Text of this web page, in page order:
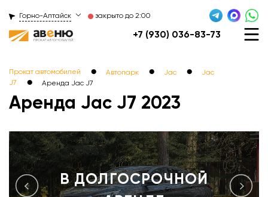
Горно-Алтайск закрыто до 2:00
+7 (930) 036-83-73
Прокат автомобилей ● Автопарк ● Jac ●
Jac
J7
● Аренда Jac J7ㅤ
Аренда Jac J7 2023